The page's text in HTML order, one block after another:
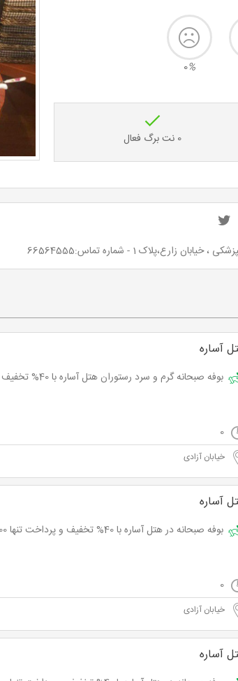
0%
0 نت برگ فعال
1 - شماره تماس:66564555
آساره
بوفه صبحانه گرم و سرد رستوران هتل آساره با 40% تخفیف و پرداخت تنها 13,800 تومان به جای 23,000 تومان
0
خیابان آزادی
آساره
بوفه صبحانه در هتل آساره با 40% تخفیف و پرداخت تنها 42,000 تومان به جای 70,000 تومان
0
خیابان آزادی
آساره